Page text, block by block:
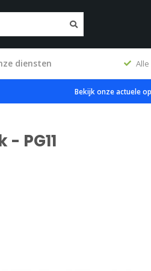
diensten
Bekijk onze actuele
PG11